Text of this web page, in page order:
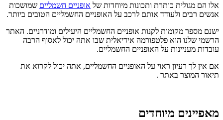
אלו הם מגולית כותרת ותכונות מיוחדות של אופניים חשמליים שמושכות
אנשים רבים ולעודד אותם לרכב על האופניים החשמליים הטובים ביותר.
ישנם מספר מקומות לקנות אופניים החשמליים היעילים ומודרניים. האתר
הרשמי שלנו הוא פלטפורמה אידיאלית שבו אתה יכול לאסוף הרבה
עובדות מעניינות על האופניים החשמליים.
אם אין לך רעיון ראוי על האופניים החשמליים, אתה יכול לקרוא את
תיאור המוצר באתר .
מאפיינים מיוחדים